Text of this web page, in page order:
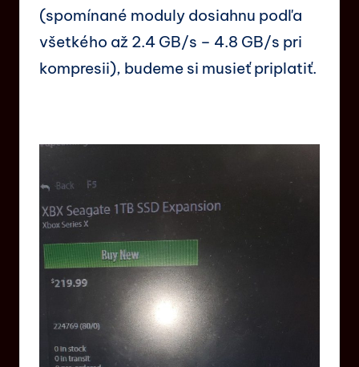
(spomínané moduly dosiahnu podľa
všetkého až 2.4 GB/s – 4.8 GB/s pri
kompresii), budeme si musieť priplatiť.